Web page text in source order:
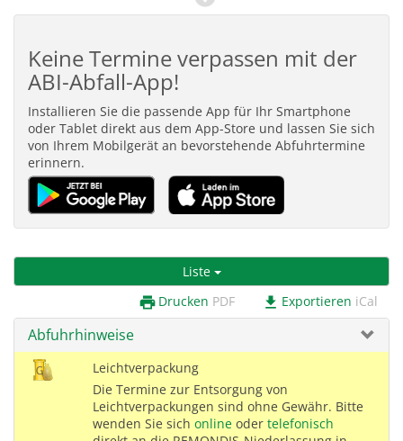
Keine Termine verpassen mit der
ABI-Abfall-App!
Installieren Sie die passende App für Ihr Smartphone
oder Tablet direkt aus dem App-Store und lassen Sie sich
von Ihrem Mobilgerät an bevorstehende Abfuhrtermine
erinnern.
Liste
print Drucken PDF download Exportieren iCal
Abfuhrhinweise
Leichtverpackung
Die Termine zur Entsorgung von
Leichtverpackungen sind ohne Gewähr. Bitte
wenden Sie sich online oder telefonisch